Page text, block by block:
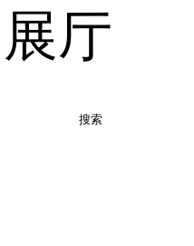
厅
搜索